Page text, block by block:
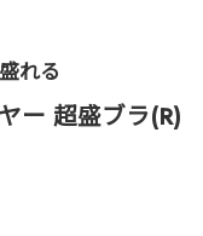
れる
ー 超盛ブラ(R)